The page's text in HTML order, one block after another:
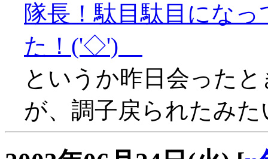
隊長！駄目駄目にな
た！('◇')ゞ
というか昨日会った
が、調子戻られたみ